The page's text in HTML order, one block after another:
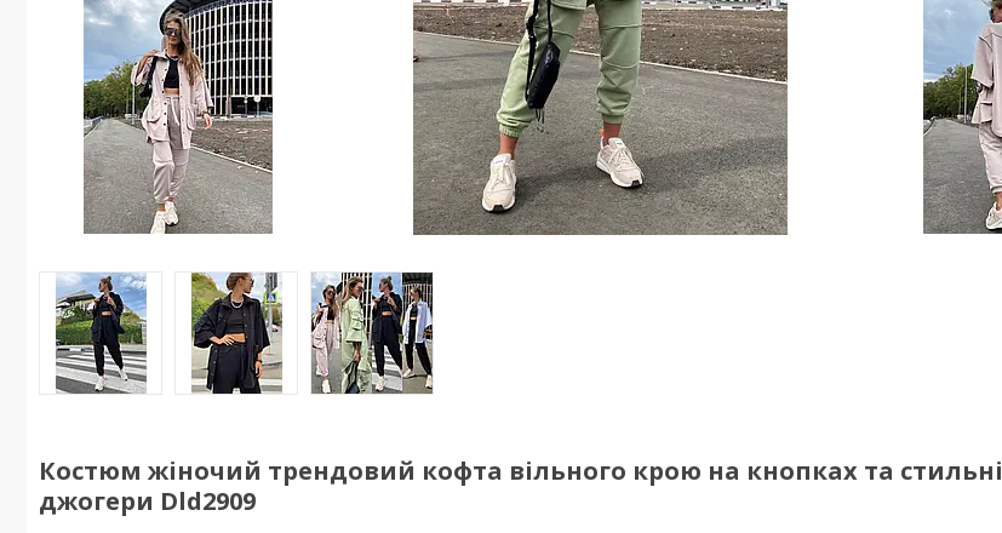
Костюм жіночий трендовий кофта вільного крою на кнопках та стильні
джогери Dld2909